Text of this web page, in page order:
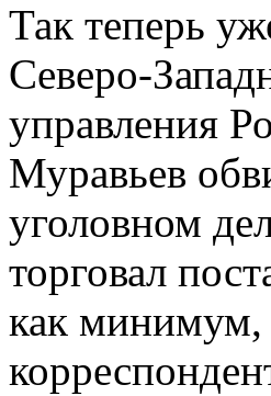
Так теперь
Северо-
управления
Муравьев
уголовном
торговал
как